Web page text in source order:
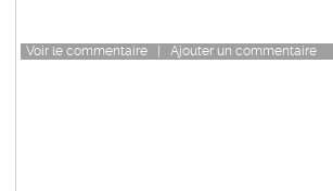
Voir le commentaire | Ajouter un commentaire